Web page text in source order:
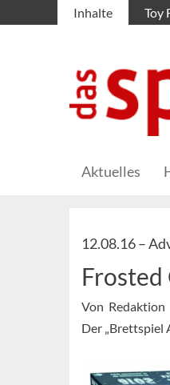
Inhalte Toy
Aktuelles
12.08.16 –
Von Redaktion
Der „Brettspiel